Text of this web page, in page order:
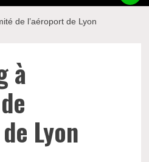
de l’aéroport de Lyon
à
Lyon